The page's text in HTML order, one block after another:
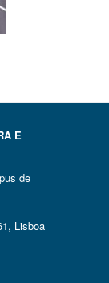
E
de
Lisboa